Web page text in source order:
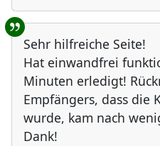
Sehr hilfreiche Seite!
Hat einwandfrei
Minuten erledigt!
Empfängers, dass die
wurde, kam nach
Dank!